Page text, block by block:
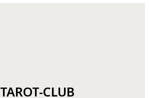
TAROT-CLUB